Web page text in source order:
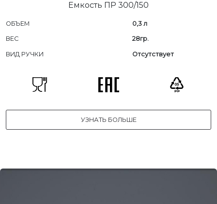
Емкость ПР 300/150
ОБЪЕМ 0,3 л
ВЕС 28гр.
ВИД РУЧКИ Отсутствует
УЗНАТЬ БОЛЬШЕ